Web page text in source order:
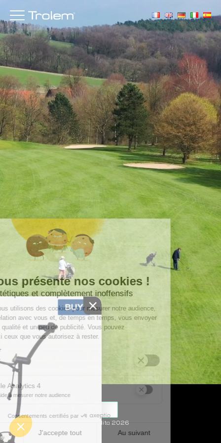
trolem.fr
Condizioni Generali di Vendita 2026
Avviso legale
NEWS
×